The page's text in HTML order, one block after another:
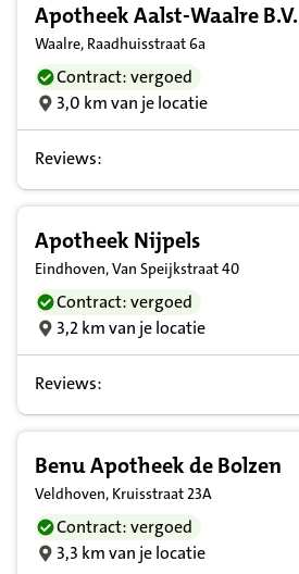
Apotheek Aalst-Waalre B.V.
Waalre, Raadhuisstraat 6a
Contract: vergoed
3,0 km van je locatie
Reviews:
Apotheek Nijpels
Eindhoven, Van Speijkstraat 40
Contract: vergoed
3,2 km van je locatie
Reviews:
Benu Apotheek de Bolzen
Veldhoven, Kruisstraat 23A
Contract: vergoed
3,3 km van je locatie